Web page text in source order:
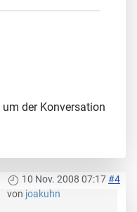
um der Konversation
10 Nov. 2008 07:17#4
von joakuhn